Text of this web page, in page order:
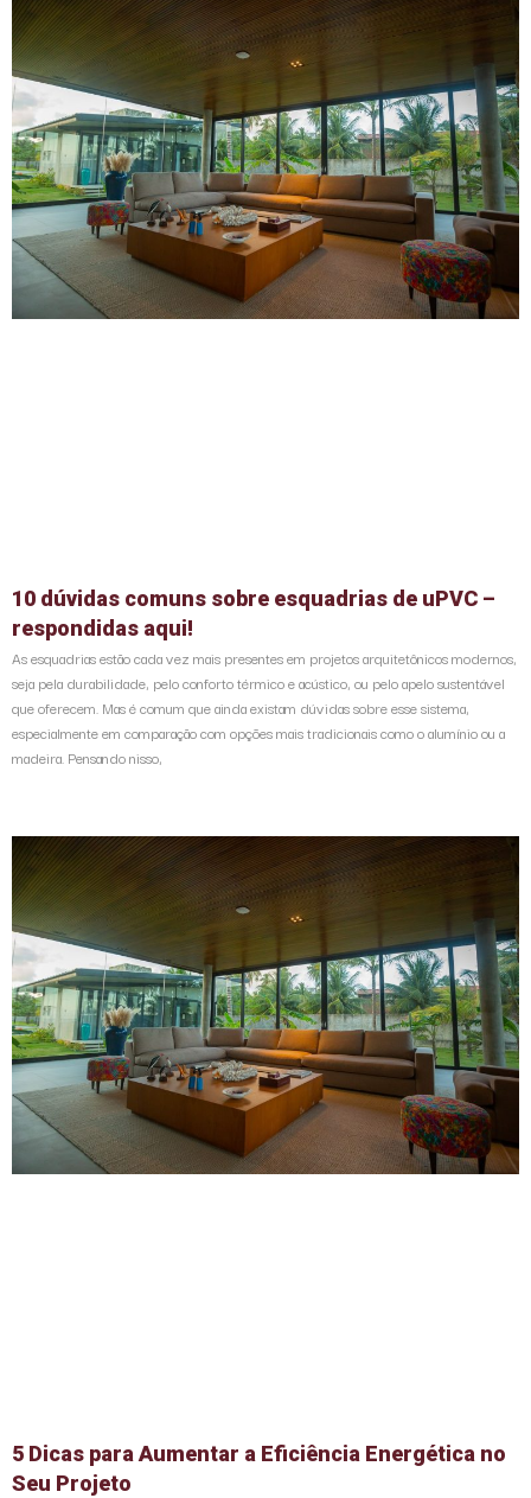
10 dúvidas comuns sobre esquadrias de uPVC –
respondidas aqui!
As esquadrias estão cada vez mais presentes em projetos arquitetônicos modernos,
seja pela durabilidade, pelo conforto térmico e acústico, ou pelo apelo sustentável
que oferecem. Mas é comum que ainda existam dúvidas sobre esse sistema,
especialmente em comparação com opções mais tradicionais como o alumínio ou a
madeira. Pensando nisso,
5 Dicas para Aumentar a Eficiência Energética no
Seu Projeto